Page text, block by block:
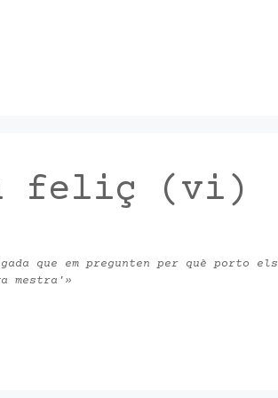
feliç (vi)
que em pregunten per què porto els
mestra'»